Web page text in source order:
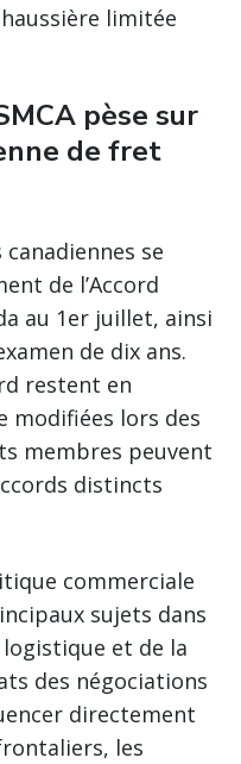
limitée
pèse sur
de fret
se
de l’Accord
au 1er juillet, ainsi
de dix ans.
restent en
modifiées lors des
membres peuvent
distincts
commerciale
sujets dans
logistique et de la
des négociations
directement
les